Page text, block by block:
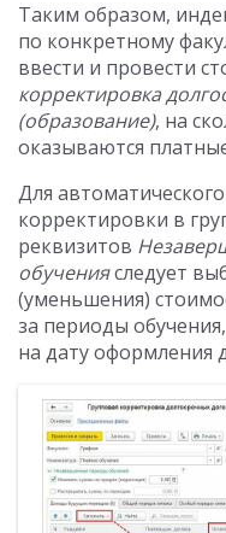
Таким образом,
по конкретному
ввести и провести
корректировка
(образование), на
оказываются
Для
корректировки в
реквизитов
обученияследует
(уменьшения)
за периоды
на дату оформления